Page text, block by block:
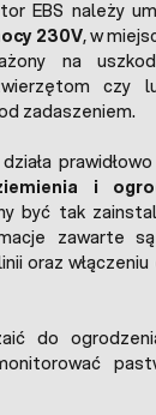
EBS należy
230V, w
na
czy
zadaszeniem.
i
być tak
zawarte
oraz
do